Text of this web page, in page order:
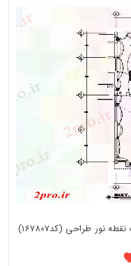
نور طراحی (کد167807)